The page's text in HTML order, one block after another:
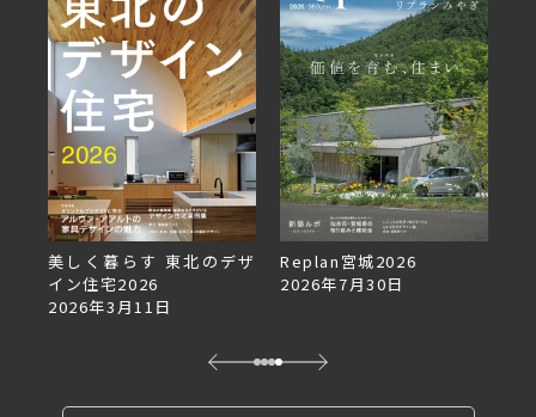
美しく暮らす 東北のデザ
イン住宅2026
2026年3月11日
Replan宮城2026
2026年7月30日